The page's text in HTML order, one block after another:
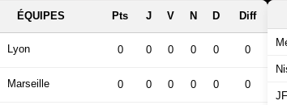
ÉQUIPES Pts J V N D Diff
Lyon 0 0 0 0 0 0
Marseille 0 0 0 0 0 0